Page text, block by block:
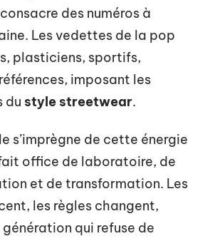
consacre des numéros à
Les vedettes de la pop
plasticiens, sportifs,
imposant les
du style streetwear.
s’imprègne de cette énergie
office de laboratoire, de
et de transformation. Les
les règles changent,
qui refuse de